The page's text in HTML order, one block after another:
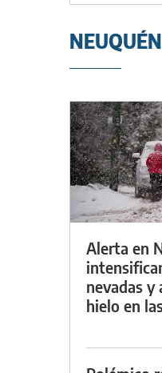
NEUQUÉN
Alerta en
nevadas
hielo en